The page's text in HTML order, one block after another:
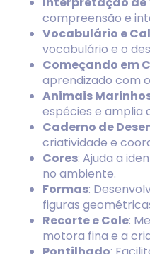
compreensão e
Vocabulário e
vocabulário e o
Começando em
aprendizado com
Animais
espécies e amplia
Caderno de
criatividade e
Cores: Ajuda a
no ambiente.
Formas:
figuras
Recorte e Cole:
motora fina e a